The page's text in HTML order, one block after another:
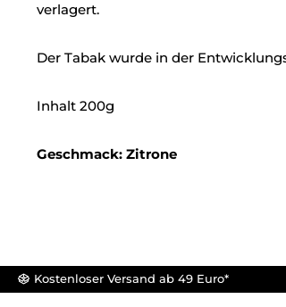
verlagert.
Der Tabak wurde in der
Inhalt 200g
Geschmack: Zitrone
Kostenloser Versand ab 49 Euro*